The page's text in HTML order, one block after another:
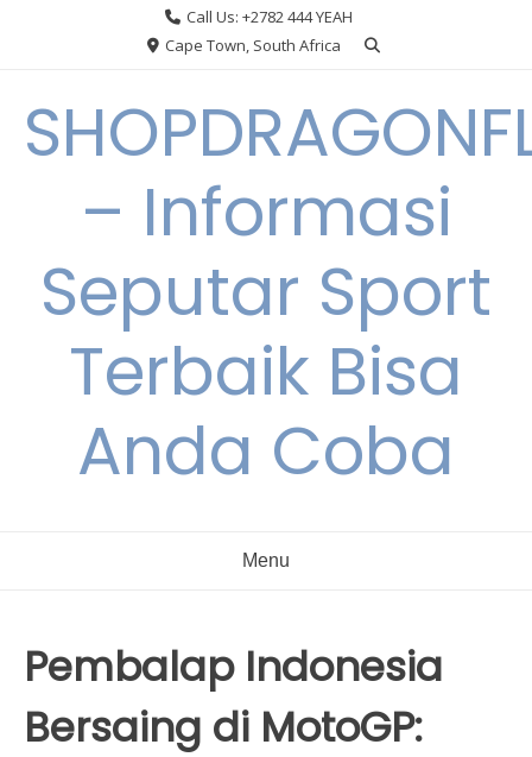
Call Us: +2782 444 YEAH
Cape Town, South Africa
– Informasi
Seputar Sport
Terbaik Bisa
Anda Coba
Menu
Pembalap Indonesia
Bersaing di MotoGP: